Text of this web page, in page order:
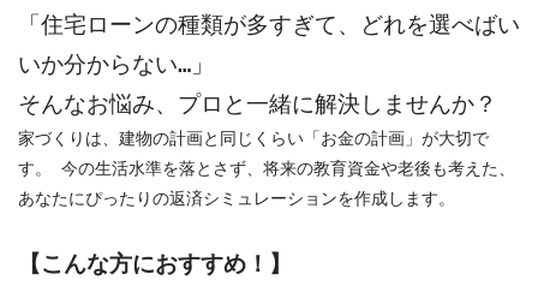
「住宅ローンの種類が多すぎて、どれを選べばい
いか分からない…」
そんなお悩み、プロと一緒に解決しませんか？
家づくりは、建物の計画と同じくらい「お金の計画」が大切で
す。 今の生活水準を落とさず、将来の教育資金や老後も考えた、
あなたにぴったりの返済シミュレーションを作成します。
【こんな方におすすめ！】